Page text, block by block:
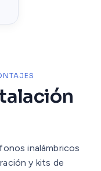
inalámbricos
y kits de